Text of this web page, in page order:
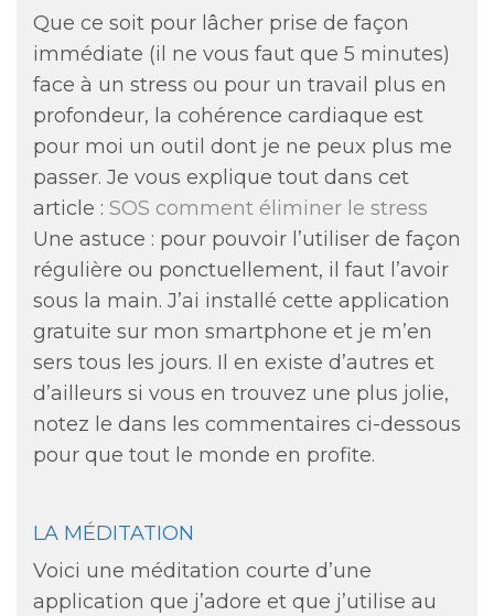
Que ce soit pour lâcher prise de façon
immédiate (il ne vous faut que 5 minutes)
face à un stress ou pour un travail plus en
profondeur, la cohérence cardiaque est
pour moi un outil dont je ne peux plus me
passer. Je vous explique tout dans cet
article : SOS comment éliminer le stress
Une astuce : pour pouvoir l’utiliser de façon
régulière ou ponctuellement, il faut l’avoir
sous la main. J’ai installé cette application
gratuite sur mon smartphone et je m’en
sers tous les jours. Il en existe d’autres et
d’ailleurs si vous en trouvez une plus jolie,
notez le dans les commentaires ci-dessous
pour que tout le monde en profite.
LA MÉDITATION
Voici une méditation courte d’une
application que j’adore et que j’utilise au